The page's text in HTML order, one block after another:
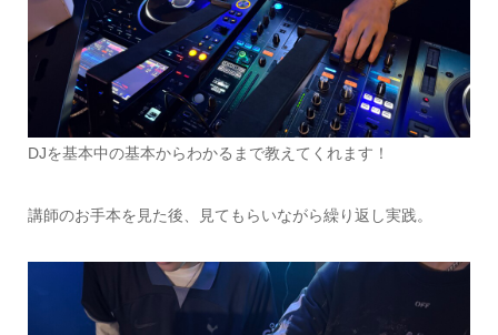
DJを基本中の基本からわかるまで教えてくれます！
講師のお手本を見た後、見てもらいながら繰り返し実践。